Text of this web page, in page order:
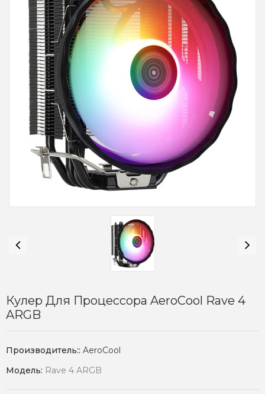
Кулер Для Процессора AeroCool Rave 4
ARGB
Производитель:: AeroCool
Модель: Rave 4 ARGB